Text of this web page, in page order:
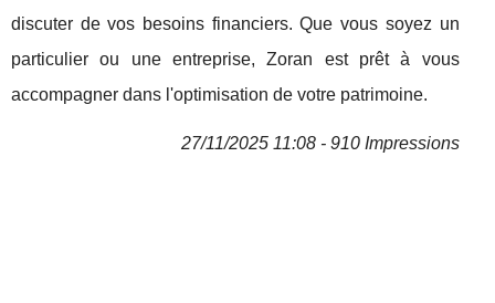
discuter de vos besoins financiers. Que vous soyez un
particulier ou une entreprise, Zoran est prêt à vous
accompagner dans l'optimisation de votre patrimoine.
27/11/2025 11:08 - 910 Impressions